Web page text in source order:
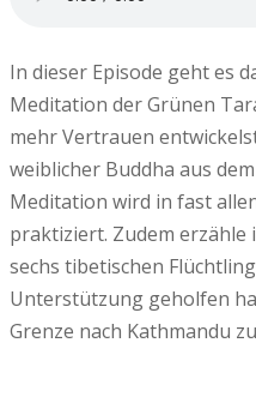
In dieser Episode geht es
Meditation der Grünen
mehr Vertrauen
weiblicher Buddha aus
Meditation wird in fast
praktiziert. Zudem erzähle
sechs tibetischen
Unterstützung geholfen
Grenze nach Kathmandu